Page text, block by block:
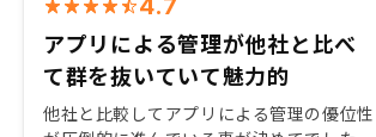
4.7
アプリによる管理が他社と比べ
て群を抜いていて魅力的
他社と比較してアプリによる管理の優位性